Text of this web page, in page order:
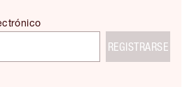
REGISTRARSE